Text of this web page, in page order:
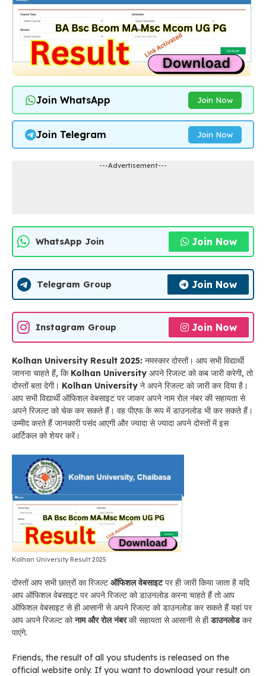
Join WhatsApp Join Now
Join Telegram Join Now
---Advertisement---
WhatsApp Join Join Now
Telegram Group Join Now
Instagram Group Join Now
Kolhan University Result 2025: नमस्कार दोस्तों। आप सभी विद्यार्थी
जानना चाहते हैं, कि Kolhan University अपने रिजल्ट को कब जारी करेगी, तो
दोस्तों बता देगी। Kolhan University ने अपने रिजल्ट को जारी कर दिया है।
आप सभी विद्यार्थी ऑफिशल वेबसाइट पर जाकर अपने नाम रोल नंबर की सहायता से
अपने रिजल्ट को चेक कर सकते हैं। वह पीएफ के रूप में डाउनलोड भी कर सकते हैं।
उम्मीद करते हैं जानकारी पसंद आएगी और ज्यादा से ज्यादा अपने दोस्तों में इस
आर्टिकल को शेयर करें।
Kolhan University Result 2025
दोस्तों आप सभी छात्रों का रिजल्ट ऑफिशल वेबसाइटपर ही जारी किया जाता है यदि
आप ऑफिशल वेबसाइट पर अपने रिजल्ट को डाउनलोड करना चाहते हैं तो आप
ऑफिशल वेबसाइट से ही आसानी से अपने रिजल्ट को डाउनलोड कर सकते हैं यहां पर
आप अपने रिजल्ट कोनाम और रोल नंबरकी सहायता से आसानी से हीडाउनलोडकर
पाएंगे.
Friends, the result of all you students is released on the
official website only. If you want to download your result on